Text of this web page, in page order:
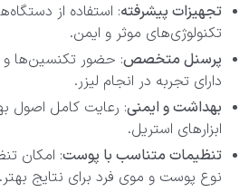
تجهیزات پیشرفته: استفاده از
تکنولوژی‌های موثر و ایمن.
پرسنل متخصص: حضور تکنسین‌ها و
دارای تجربه در انجام لیزر.
بهداشت و ایمنی: رعایت کامل اصول
ابزارهای استریل.
تنظیمات متناسب با پوست: امکان
نوع پوست و موی فرد برای نتایج بهتر.